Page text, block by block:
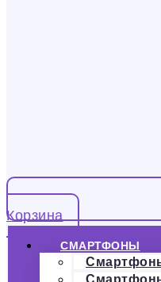
Корзина
СМАРТФОНЫ